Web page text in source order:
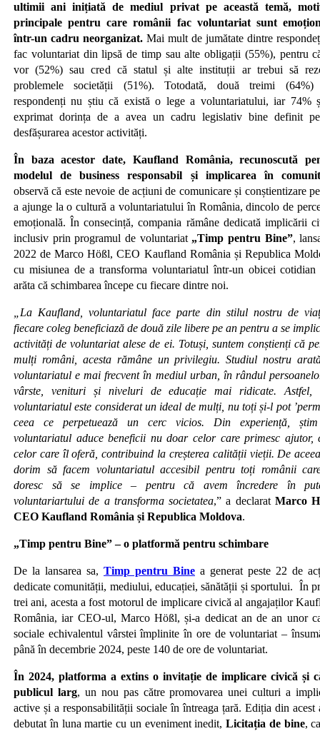
ultimii ani inițiată de mediul privat pe această temă,
principale pentru care românii fac voluntariat sunt
într-un cadru neorganizat. Mai mult de jumătate dintre
fac voluntariat din lipsă de timp sau alte obligații (55%), pentru
vor (52%) sau cred că statul și alte instituții ar trebui să
problemele societății (51%). Totodată, două treimi
respondenți nu știu că există o lege a voluntariatului, iar 74%
exprimat dorința de a avea un cadru legislativ bine definit
desfășurarea acestor activități.
În baza acestor date, Kaufland România, recunoscută
modelul de business responsabil și implicarea în
observă că este nevoie de acțiuni de comunicare și conștientizare
a ajunge la o cultură a voluntariatului în România, dincolo de
emoțională. În consecință, compania rămâne dedicată implicării
inclusiv prin programul de voluntariat „Timp pentru Bine”,
2022 de Marco Hößl, CEO Kaufland România și Republica
cu misiunea de a transforma voluntariatul într-un obicei
arăta că schimbarea începe cu fiecare dintre noi.
„La Kaufland, voluntariatul face parte din stilul nostru de
fiecare coleg beneficiază de două zile libere pe an pentru a se
activități de voluntariat alese de ei. Totuși, suntem conștienți că
mulți români, acesta rămâne un privilegiu. Studiul nostru
voluntariatul e mai frecvent în mediul urban, în rândul
vârste, venituri și niveluri de educație mai ridicate. Astfel,
voluntariatul este considerat un ideal de mulți, nu toți și-l pot
ceea ce perpetuează un cerc vicios. Din experiență,
voluntariatul aduce beneficii nu doar celor care primesc ajutor,
celor care îl oferă, contribuind la creșterea calității vieții. De
dorim să facem voluntariatul accesibil pentru toți românii
doresc să se implice – pentru că avem încredere în
voluntariartului de a transforma societatea,” a declarat Marco
CEO Kaufland România și Republica Moldova.
„Timp pentru Bine” – o platformă pentru schimbare
De la lansarea sa, Timp pentru Bine a generat peste 22 de
dedicate comunității, mediului, educației, sănătății și sportului. În
trei ani, acesta a fost motorul de implicare civică al angajaților
România, iar CEO-ul, Marco Hößl, și-a dedicat an de an unor
sociale echivalentul vârstei împlinite în ore de voluntariat –
până în decembrie 2024, peste 140 de ore de voluntariat.
În 2024, platforma a extins o invitație de implicare civică și
publicul larg, un nou pas către promovarea unei culturi a
active și a responsabilității sociale în întreaga țară. Ediția din acest
debutat în luna martie cu un eveniment inedit, Licitația de bine,